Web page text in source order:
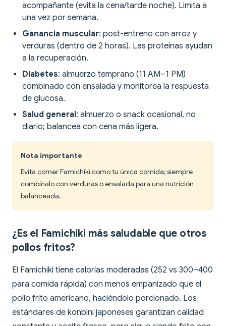
acompañante (evita la cena/tarde noche). Limita a
una vez por semana.
Ganancia muscular: post-entreno con arroz y
verduras (dentro de 2 horas). Las proteínas ayudan
a la recuperación.
Diabetes: almuerzo temprano (11 AM–1 PM)
combinado con ensalada y monitorea la respuesta
de glucosa.
Salud general: almuerzo o snack ocasional, no
diario; balancea con cena más ligera.
Nota importante
Evita comer Famichiki como tu única comida; siempre
combínalo con verduras o ensalada para una nutrición
balanceada.
¿Es el Famichiki más saludable que otros
pollos fritos?
El Famichiki tiene calorías moderadas (252 vs 300–400
para comida rápida) con menos empanizado que el
pollo frito americano, haciéndolo porcionado. Los
estándares de konbini japoneses garantizan calidad